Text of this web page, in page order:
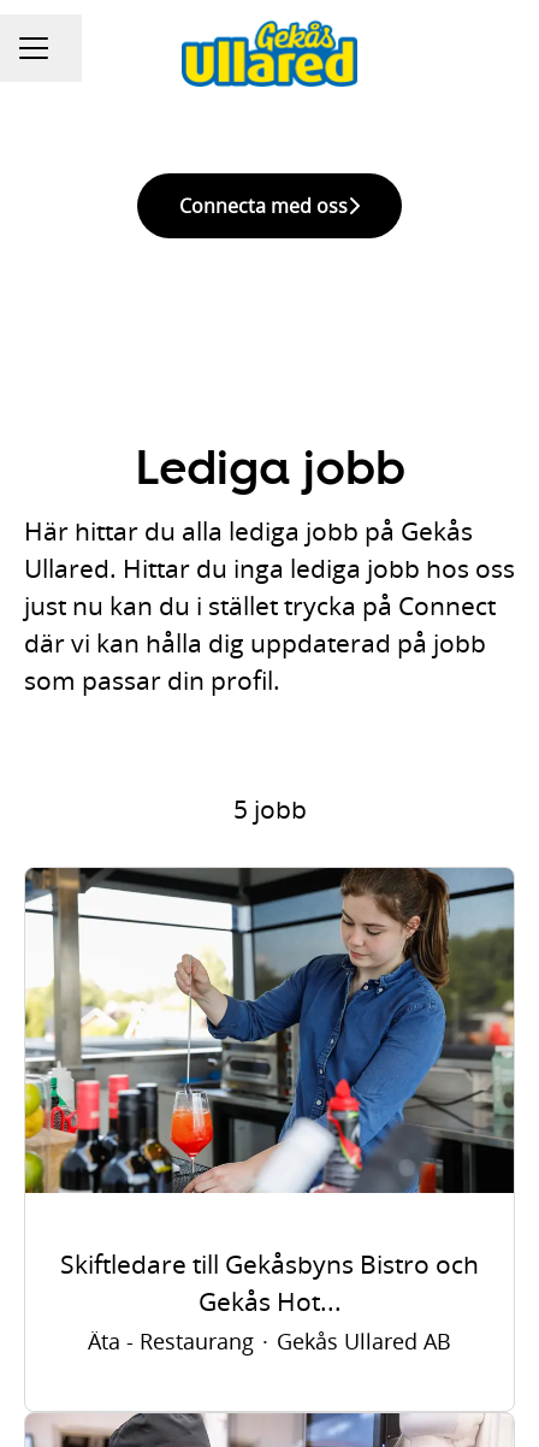
KARRIÄRMENY
Dela sidan
Connecta med oss
Lediga jobb
Här hittar du alla lediga jobb på Gekås
Ullared. Hittar du inga lediga jobb hos oss
just nu kan du i stället trycka på Connect
där vi kan hålla dig uppdaterad på jobb
som passar din profil.
5 jobb
Skiftledare till Gekåsbyns Bistro och
Gekås Hot...
Äta - Restaurang · Gekås Ullared AB